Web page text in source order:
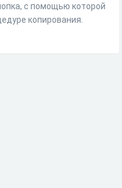
с помощью которой
копирования.